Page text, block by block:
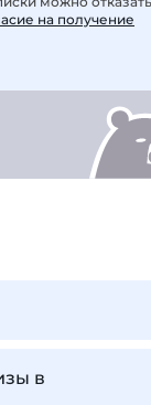
на получение
в